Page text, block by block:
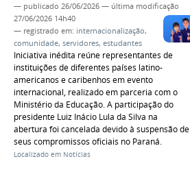
— publicado 26/06/2026 — última modificação
27/06/2026 14h40
— registrado em: internacionalização,
comunidade, servidores, estudantes
Iniciativa inédita reúne representantes de
instituições de diferentes países latino-
americanos e caribenhos em evento
internacional, realizado em parceria com o
Ministério da Educação. A participação do
presidente Luiz Inácio Lula da Silva na
abertura foi cancelada devido à suspensão de
seus compromissos oficiais no Paraná.
Localizado em Notícias